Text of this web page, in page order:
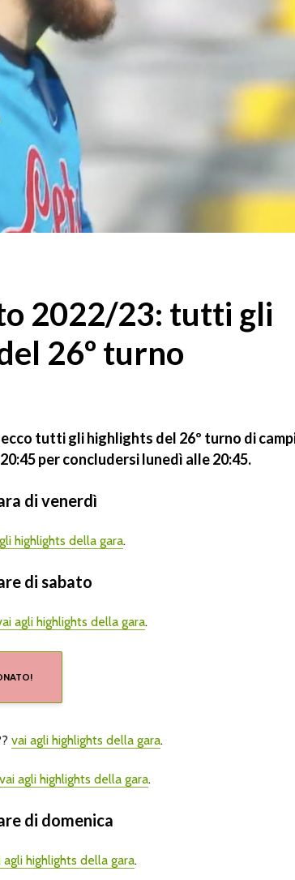
2022/23: tutti gli
26º turno
ecco tutti gli highlights del 26º turno di
per concludersi lunedì alle 20:45.
di venerdì
highlights della gara.
di sabato
agli highlights della gara.
vai agli highlights della gara.
vai agli highlights della gara.
di domenica
agli highlights della gara.
5 agosto
05/08/2026